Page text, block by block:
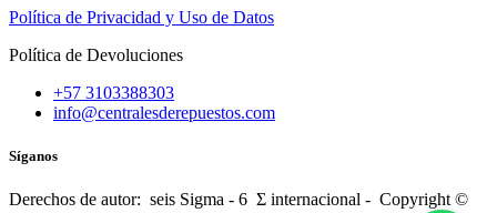
Política de Privacidad y Uso de Datos
Política de Devoluciones
+57 3103388303
info@centralesderepuestos.com
Síganos
Derechos de autor: seis Sigma - 6 Σ internacional - Copyright ©